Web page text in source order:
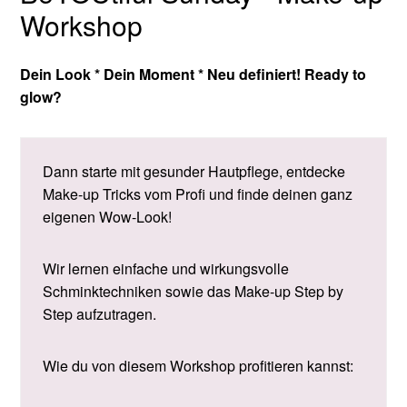
Workshop
Dein Look * Dein Moment * Neu definiert! Ready to
glow?
Dann starte mit gesunder Hautpflege, entdecke
Make-up Tricks vom Profi und finde deinen ganz
eigenen Wow-Look!
Wir lernen einfache und wirkungsvolle
Schminktechniken sowie das Make-up Step by
Step aufzutragen.
Wie du von diesem Workshop profitieren kannst: